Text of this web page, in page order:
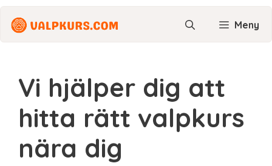
Hoppa
innehåll
Meny
Vi hjälper dig att
hitta rätt valpkurs
nära dig